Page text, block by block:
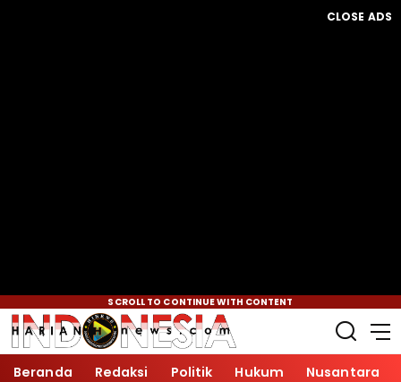
CLOSE ADS
SCROLL TO CONTINUE WITH CONTENT
Beranda Redaksi Politik Hukum Nusantara